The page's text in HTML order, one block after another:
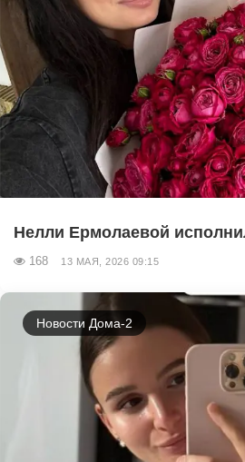
Нелли Ермолаевой
168 13 МАЯ, 2026 09:15
Новости Дома-2